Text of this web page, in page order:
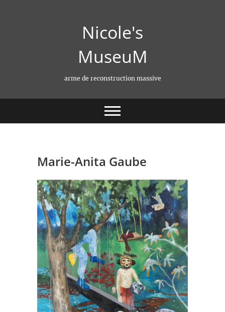
Nicole's
MuseuM
arme de reconstruction massive
Marie-Anita Gaube